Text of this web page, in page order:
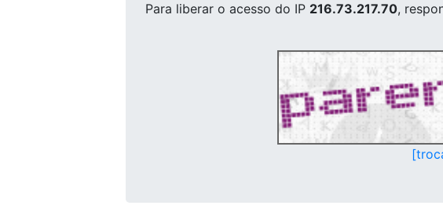
Para liberar o acesso do IP 216.73.217.70,